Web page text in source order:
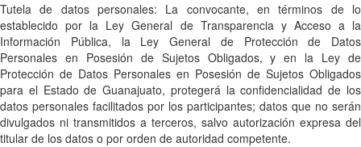
Tutela de datos personales: La convocante, en términos de lo
establecido por la Ley General de Transparencia y Acceso a la
Información Pública, la Ley General de Protección de Datos
Personales en Posesión de Sujetos Obligados, y en la Ley de
Protección de Datos Personales en Posesión de Sujetos Obligados
para el Estado de Guanajuato, protegerá la confidencialidad de los
datos personales facilitados por los participantes; datos que no serán
divulgados ni transmitidos a terceros, salvo autorización expresa del
titular de los datos o por orden de autoridad competente.